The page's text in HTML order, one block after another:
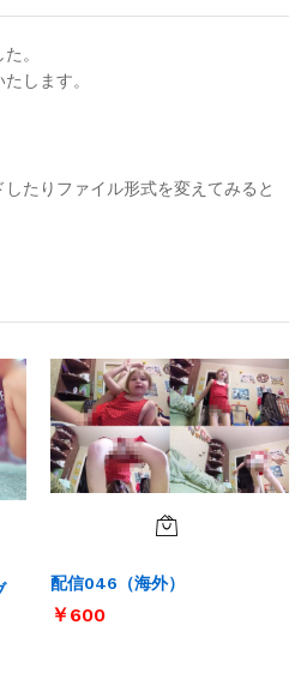
。
します。
たりファイル形式を変えてみると
配信046（海外）
￥600